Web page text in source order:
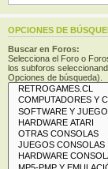
OPCIONES DE
Buscar en Foros:
Selecciona el Foro o
los subforos
Opciones de búsqueda).